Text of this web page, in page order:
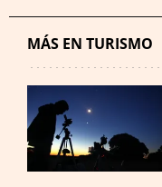
MÁS EN TURISMO